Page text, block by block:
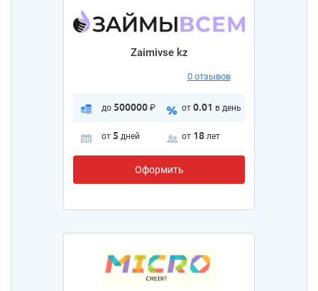
Zaimivse kz
0 отзывов
до 500000 ₽ от 0.01 в день
от 5 дней от 18 лет
Оформить